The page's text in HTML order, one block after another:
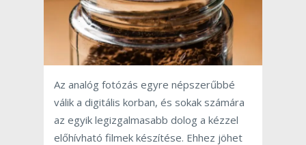
Az analóg fotózás egyre népszerűbbé
válik a digitális korban, és sokak számára
az egyik legizgalmasabb dolog a kézzel
előhívható filmek készítése. Ehhez jöhet